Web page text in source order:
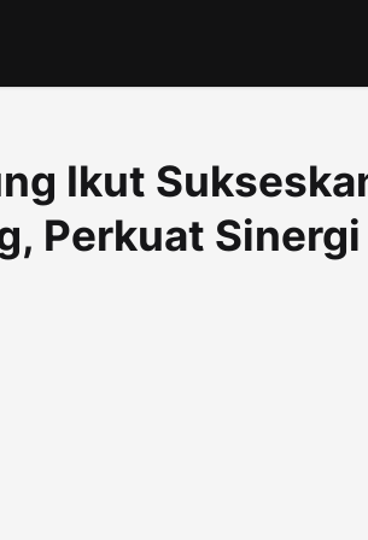
Ikut
Perkuat Sinergi